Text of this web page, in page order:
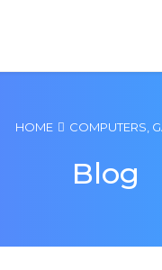
HOME COMPUTERS,
Blog